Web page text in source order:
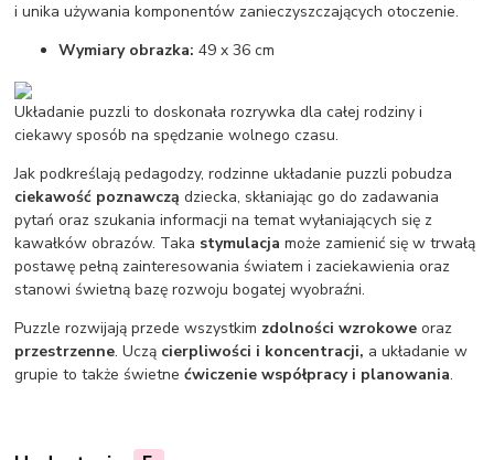
i unika używania komponentów zanieczyszczających otoczenie.
Wymiary obrazka: 49 x 36 cm
Układanie puzzli to doskonała rozrywka dla całej rodziny i
ciekawy sposób na spędzanie wolnego czasu.
Jak podkreślają pedagodzy, rodzinne układanie puzzli pobudza
ciekawość poznawczą dziecka, skłaniając go do zadawania
pytań oraz szukania informacji na temat wyłaniających się z
kawałków obrazów. Taka stymulacja może zamienić się w trwałą
postawę pełną zainteresowania światem i zaciekawienia oraz
stanowi świetną bazę rozwoju bogatej wyobraźni.
Puzzle rozwijają przede wszystkim zdolności wzrokowe oraz
przestrzenne. Uczą cierpliwości i koncentracji, a układanie w
grupie to także świetnećwiczenie współpracy i planowania.